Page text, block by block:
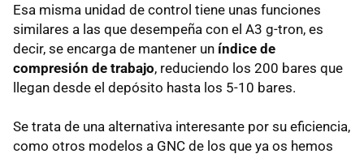
Esa misma unidad de control tiene unas funciones
similares a las que desempeña con el A3 g-tron, es
decir, se encarga de mantener un índice de
compresión de trabajo, reduciendo los 200 bares que
llegan desde el depósito hasta los 5-10 bares.
Se trata de una alternativa interesante por su eficiencia,
como otros modelos a GNC de los que ya os hemos